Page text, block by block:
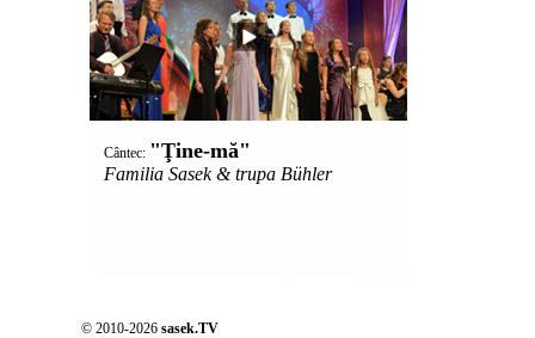
Cântec: "Ţine-mă"
Familia Sasek & trupa Bühler
© 2010-2026 sasek.TV